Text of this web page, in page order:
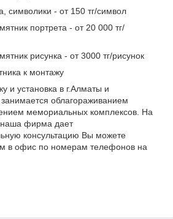
символики - от 150 тг/символ
портрета - от 20 000 тг/
рисунка - от 3000 тг/рисунок
к монтажу
и установка в г.Алматы и
облагораживанием
мемориальных комплексов. На
наша фирма дает
консультацию Вы можете
в офис по номерам телефонов на